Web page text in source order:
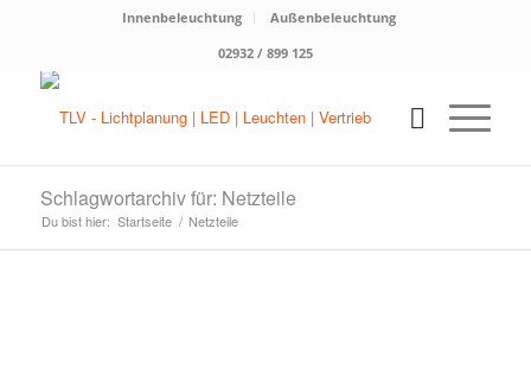
Innenbeleuchtung
Außenbeleuchtung
02932 / 899 125
Schlagwortarchiv für: Netzteile
Du bist hier: Startseite / Netzteile